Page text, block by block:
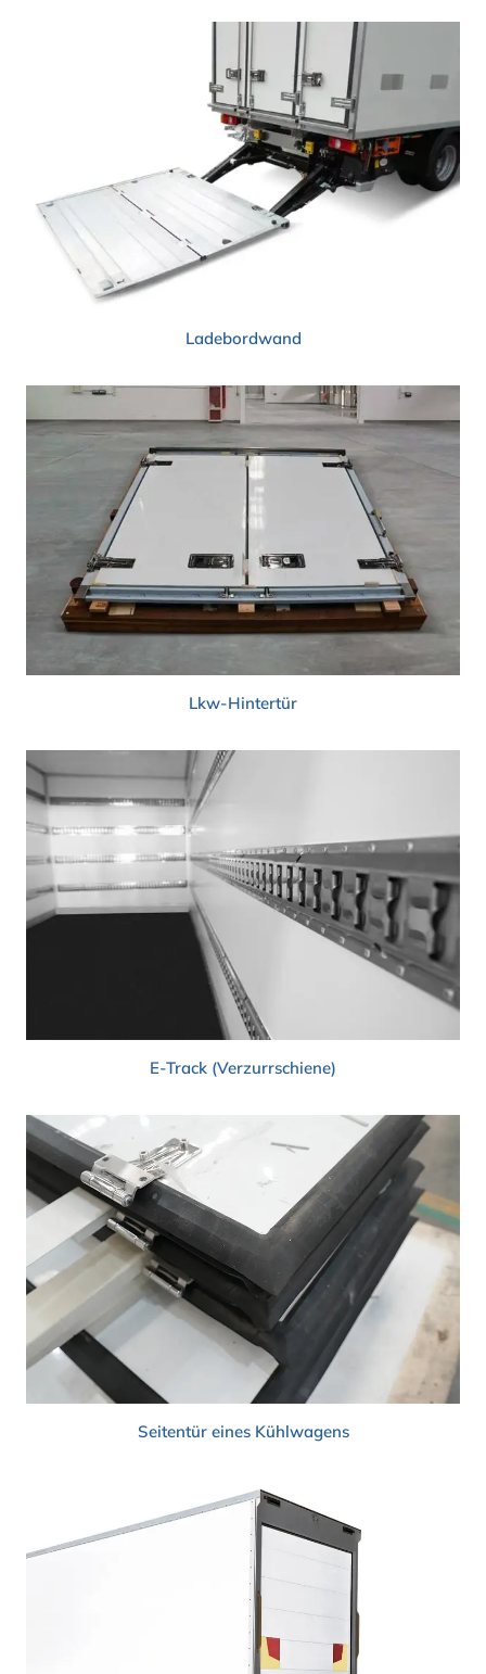
Ladebordwand
Lkw-Hintertür
E-Track (Verzurrschiene)
Seitentür eines Kühlwagens